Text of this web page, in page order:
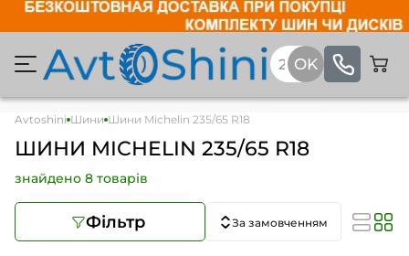
Avtoshini Шини Шини Michelin 235/65 R18
ШИНИ MICHELIN 235/65 R18
знайдено 8 товарів
Фільтр За замовченням